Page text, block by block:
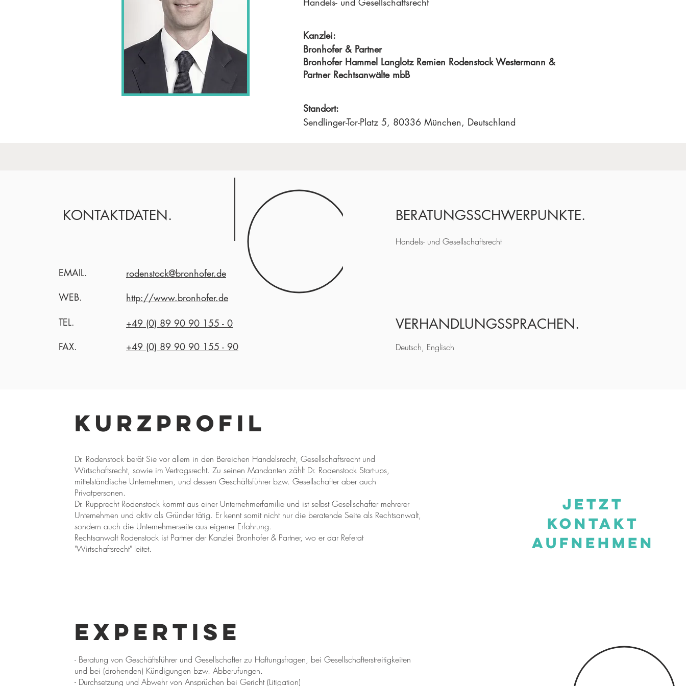
Kanzlei:
Bronhofer & Partner
Bronhofer Hammel Langlotz Remien Rodenstock Westermann &
Partner Rechtsanwälte mbB
Standort:
Sendlinger-Tor-Platz 5, 80336 München, Deutschland
KONTAKTDATEN.
EMAIL.
WEB.
TEL.
FAX.
rodenstock@bronhofer.de
http://www.bronhofer.de
+49 (0) 89 90 90 155 - 0
+49 (0) 89 90 90 155 - 90
BERATUNGSSCHWERPUNKTE.
Handels- und Gesellschaftsrecht
VERHANDLUNGSSPRACHEN.
Deutsch, Englisch
Kurzprofil
Dr. Rodenstock berät Sie vor allem in den Bereichen Handelsrecht, Gesellschaftsrecht und
Wirtschaftsrecht, sowie im Vertragsrecht. Zu seinen Mandanten zählt Dr. Rodenstock Start-ups,
mittelständische Unternehmen, und dessen Geschäftsführer bzw. Gesellschafter aber auch
Privatpersonen.
Dr. Rupprecht Rodenstock kommt aus einer Unternehmerfamilie und ist selbst Gesellschafter mehrerer
Unternehmen und aktiv als Gründer tätig. Er kennt somit nicht nur die beratende Seite als Rechtsanwalt,
sondern auch die Unternehmerseite aus eigener Erfahrung.
Rechtsanwalt Rodenstock ist Partner der Kanzlei Bronhofer & Partner, wo er dar Referat
"Wirtschaftsrecht" leitet.
Expertise
- Beratung von Geschäftsführer und Gesellschafter zu Haftungsfragen, bei Gesellschafterstreitigkeiten
und bei (drohenden) Kündigungen bzw. Abberufungen.
- Durchsetzung und Abwehr von Ansprüchen bei Gericht (Litigation)
Jetzt
kontakt
aufnehmen